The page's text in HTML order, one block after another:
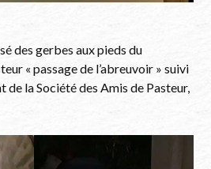
des gerbes aux pieds du
« passage de l’abreuvoir » suivi
de la Société des Amis de Pasteur,